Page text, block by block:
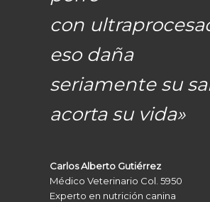
con
eso daña
seriamente su
acorta su vida»
Carlos Alberto Gutiérrez
Médico Veterinario Col. 5950
Experto en nutrición canina